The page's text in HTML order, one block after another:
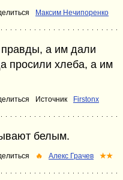
Максим Нечипоренко
а им дали
просили хлеба, а им
Источник Firstonx
белым.
🔥 Алекс Грачев ★★